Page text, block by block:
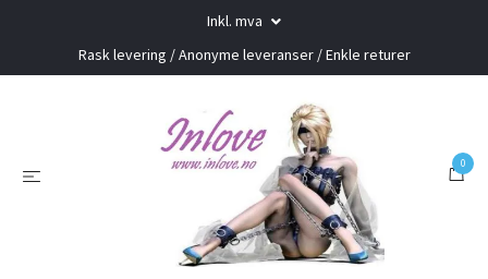
Inkl. mva
Rask levering / Anonyme leveranser / Enkle returer
0